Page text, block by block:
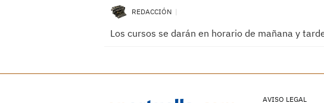
REDACCIÓN
Los cursos se darán en horario de mañana y
AVISO LEGAL